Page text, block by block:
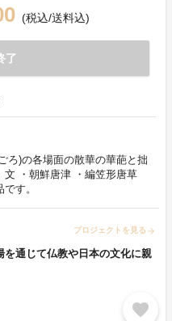
(税込/送料込)
了
ろ)の各場面の散華の華葩と拙
文 ・朝鮮唐津 ・編笠形唐草
す。
プロジェクトを見る arrow_forward
通じて仏教や日本の文化に親
favorite